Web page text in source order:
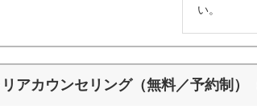
い。
カウンセリング（無料／予約制）（